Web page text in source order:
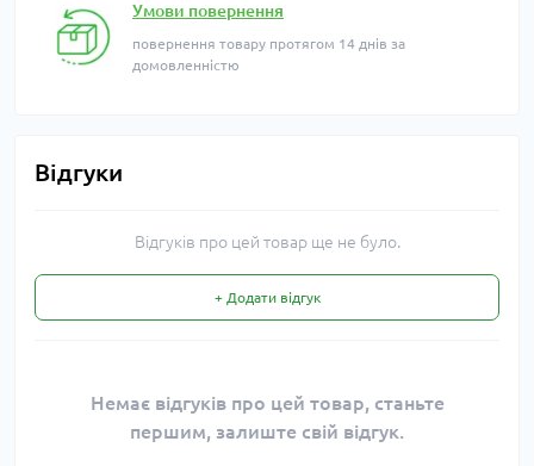
Умови повернення
повернення товару протягом 14 днів за
домовленністю
Відгуки
Відгуків про цей товар ще не було.
+ Додати відгук
Немає відгуків про цей товар, станьте
першим, залиште свій відгук.